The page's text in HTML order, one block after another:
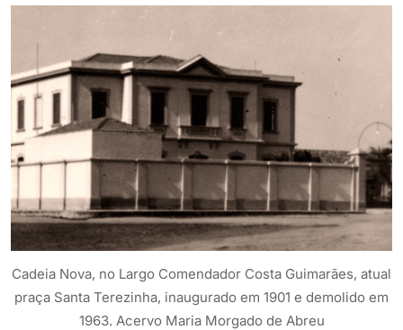
Cadeia Nova, no Largo Comendador Costa Guimarães, atual
praça Santa Terezinha, inaugurado em 1901 e demolido em
1963. Acervo Maria Morgado de Abreu